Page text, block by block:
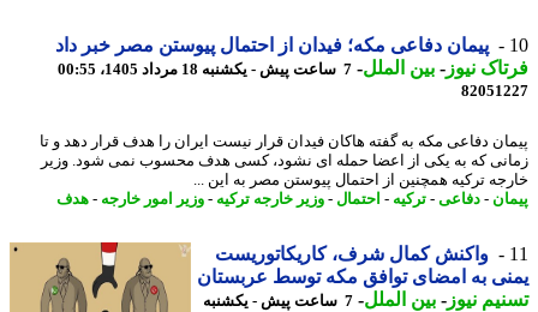
پیمان دفاعی مکه؛ فیدان از احتمال پیوستن مصر خبر داد
نیوز-بین الملل-7 ساعت پیش - یکشنبه 18 مرداد 1405، 00:55
دفاعی مکه به گفته هاکان فیدان قرار نیست ایران را هدف قرار دهد و تا
که به یکی از اعضا حمله ای نشود، کسی هدف محسوب نمی شود. وزیر
ترکیه همچنین از احتمال پیوستن مصر به این ...
-دفاعی-ترکیه-احتمال-وزیر خارجه ترکیه-وزیر امور خارجه-هدف
واکنش کمال شرف، کاریکاتوریست
به امضای توافق مکه توسط عربستان
نیوز-بین الملل- 7 ساعت پیش - یکشنبه